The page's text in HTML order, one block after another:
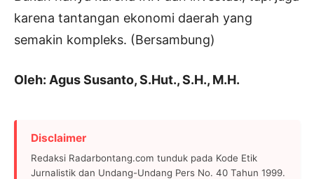
karena tantangan ekonomi daerah yang
semakin kompleks. (Bersambung)
Oleh: Agus Susanto, S.Hut., S.H., M.H.
Disclaimer
Redaksi Radarbontang.com tunduk pada Kode Etik
Jurnalistik dan Undang-Undang Pers No. 40 Tahun 1999.